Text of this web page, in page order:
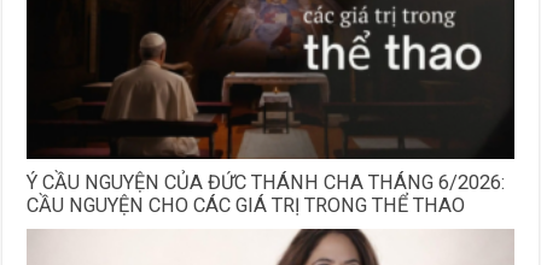
Ý CẦU NGUYỆN CỦA ĐỨC THÁNH CHA THÁNG 6/2026:
CẦU NGUYỆN CHO CÁC GIÁ TRỊ TRONG THỂ THAO